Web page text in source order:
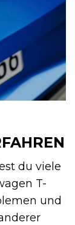
du viele
T-
und